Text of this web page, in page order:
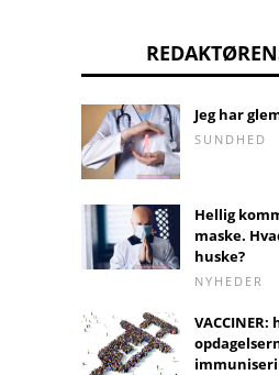
Jeg har
SUNDHED
Hellig
maske.
huske?
NYHEDER